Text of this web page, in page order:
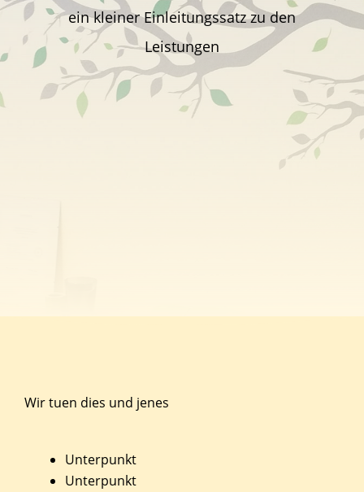
ein kleiner Einleitungssatz zu den
Leistungen
Wir tuen dies und jenes
Unterpunkt
Unterpunkt